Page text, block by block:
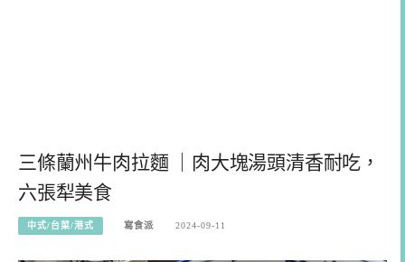
三條蘭州牛肉拉麵 ｜肉大塊湯頭清香耐吃，
六張犁美食
中式/台菜/港式 寫食派 2024-09-11